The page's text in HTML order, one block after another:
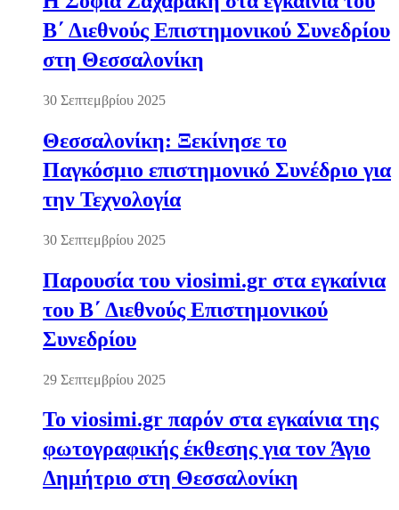
Β΄ Διεθνούς Επιστημονικού Συνεδρίου
στη Θεσσαλονίκη
30 Σεπτεμβρίου 2025
Θεσσαλονίκη: Ξεκίνησε το
Παγκόσμιο επιστημονικό Συνέδριο για
την Τεχνολογία
30 Σεπτεμβρίου 2025
Παρουσία του viosimi.gr στα εγκαίνια
του Β΄ Διεθνούς Επιστημονικού
Συνεδρίου
29 Σεπτεμβρίου 2025
Το viosimi.gr παρόν στα εγκαίνια της
φωτογραφικής έκθεσης για τον Άγιο
Δημήτριο στη Θεσσαλονίκη